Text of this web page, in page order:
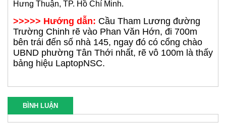
Hưng Thuận, TP. Hồ Chí Minh.
>>>>> Hướng dẫn: Cầu Tham Lương đường
Trường Chinh rẽ vào Phan Văn Hớn, đi 700m
bên trái đến số nhà 145, ngay đó có cổng chào
UBND phường Tân Thới nhất, rẽ vô 100m là thấy
bảng hiệu LaptopNSC.
BÌNH LUẬN